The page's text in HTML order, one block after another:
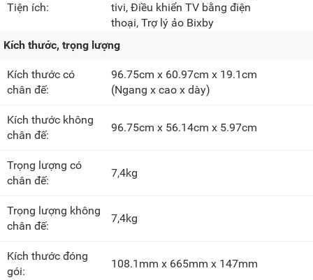
Tiện ích:
tivi, Điều khiển TV bằng điện
thoại, Trợ lý ảo Bixby
Kích thước, trọng lượng
Kích thước có
chân đế:
96.75cm x 60.97cm x 19.1cm
(Ngang x cao x dày)
Kích thước không
chân đế:
96.75cm x 56.14cm x 5.97cm
Trọng lượng có
chân đế:
7,4kg
Trọng lượng không
chân đế:
7,4kg
Kích thước đóng
gói:
108.1mm x 665mm x 147mm